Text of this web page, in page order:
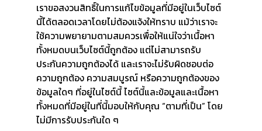
เราขอสงวนสิทธิ์ในการแก้ไขข้อมูลที่มีอยู่ในเว็บไซต์
นี้ได้ตลอดเวลาโดยไม่ต้องแจ้งให้ทราบ แม้ว่าเราจะ
ใช้ความพยายามตามสมควรเพื่อให้แน่ใจว่าเนื้อหา
ทั้งหมดบนเว็บไซต์นี้ถูกต้อง แต่ไม่สามารถรับ
ประกันความถูกต้องได้ และเราจะไม่รับผิดชอบต่อ
ความถูกต้อง ความสมบูรณ์ หรือความถูกต้องของ
ข้อมูลใดๆ ที่อยู่ในไซต์นี้ ไซต์นี้และข้อมูลและเนื้อหา
ทั้งหมดที่มีอยู่ในที่นี้มอบให้กับคุณ “ตามที่เป็น” โดย
ไม่มีการรับประกันใด ๆ